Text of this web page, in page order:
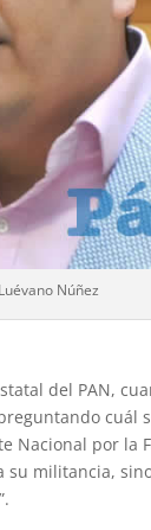
Núñez
del PAN,
cuál
Nacional por la
militancia,